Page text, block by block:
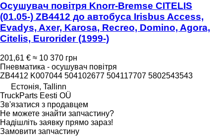
Осушувач повітря Knorr-Bremse CITELIS
(01.05-) ZB4412 до автобуса Irisbus Access,
Evadys, Axer, Karosa, Recreo, Domino, Agora,
Citelis, Eurorider (1999-)
201,61 € ≈ 10 370 грн
Пневматика - осушувач повітря
ZB4412 K007044 504102677 504117707 5802543543
Естонія, Tallinn
TruckParts Eesti OÜ
Зв'язатися з продавцем
Не можете знайти запчастину?
Надішліть заявку прямо зараз!
Замовити запчастину